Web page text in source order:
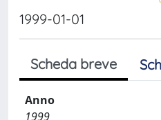
1999-01-01
Scheda breve
Anno
1999